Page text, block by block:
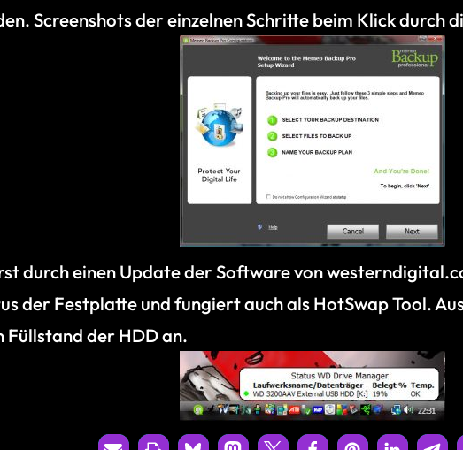
Screenshots der einzelnen Schritte beim Klick durch
durch einen Update der Software von
der Festplatte und fungiert auch als HotSwap Tool.
Füllstand der HDD an.